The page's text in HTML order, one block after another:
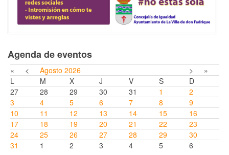
Agenda de eventos
« < Agosto 2026 >
»
L
M X J V S
D
27
28 29 30 31 1
2
3
4 5 6 7 8
9
10
11 12 13 14 15
16
17
18 19 20 21 22
23
24
25 26 27 28 29
30
31
1 2 3 4 5 6